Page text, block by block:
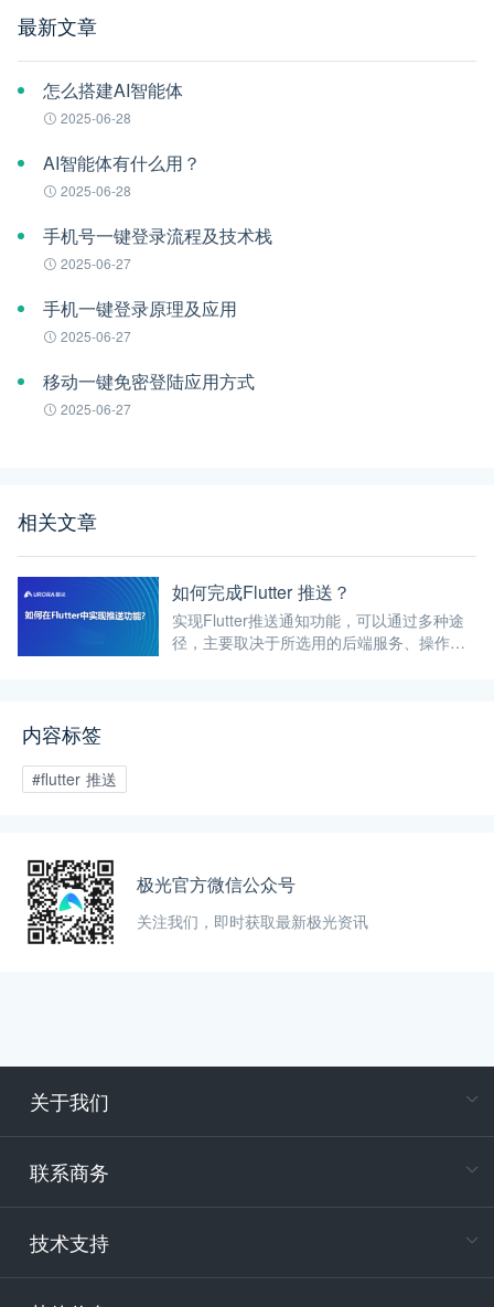
最新文章
怎么搭建AI智能体
2025-06-28
AI智能体有什么用？
2025-06-28
手机号一键登录流程及技术栈
2025-06-27
手机一键登录原理及应用
2025-06-27
移动一键免密登陆应用方式
2025-06-27
相关文章
如何完成Flutter 推送？
实现Flutter推送通知功能，可以通过多种途
径，主要取决于所选用的后端服务、操作系
内容标签
#flutter 推送
极光官方微信公众号
关注我们，即时获取最新极光资讯
关于我们
联系商务
技术支持
电
400-